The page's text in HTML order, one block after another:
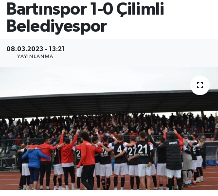
Bartınspor 1-0 Çilimli
Belediyespor
08.03.2023 - 13:21
YAYINLANMA
Ekonomi
Güncel
Magazin
Medya
Sağlık
Sinema
Süper Lig Puan Durumu ve Fikstür
Tüm Manşetler
Haber Arşivi